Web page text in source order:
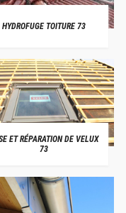
HYDROFUGE TOITURE 73
ET RÉPARATION DE VELUX
73